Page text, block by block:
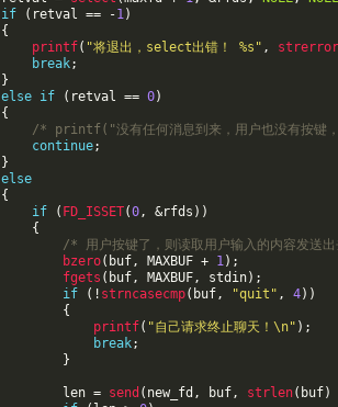
if
( retval == -1)
{
printf( "将退出，select出错！ %s" ,
strerror
break;
}
else if ( retval == 0)
{
/* printf("没有任何消息到来，用户也没有按
continue;
}
else
{
if
( FD_ISSET(0, &rfds ) )
{
/* 用户按键了，则读取用户输入的内容发送
bzero( buf, MAXBUF + 1) ;
fgets ( buf, MAXBUF, stdin) ;
if
( ! strncasecmp( buf, "quit" , 4) )
{
printf( "自己请求终止聊天！\n" ) ;
break;
}
len = send ( new_fd , buf, strlen( buf)